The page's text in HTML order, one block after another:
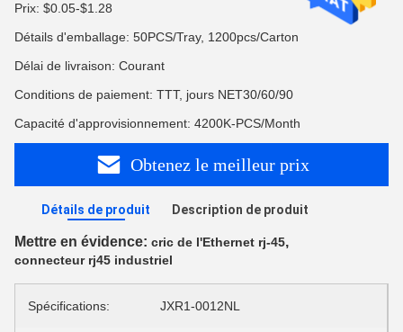
Prix: $0.05-$1.28
Détails d'emballage: 50PCS/Tray, 1200pcs/Carton
Délai de livraison: Courant
Conditions de paiement: TTT, jours NET30/60/90
Capacité d'approvisionnement: 4200K-PCS/Month
Obtenez le meilleur prix
Détails de produit Description de produit
Mettre en évidence: cric de l'Ethernet rj-45,
connecteur rj45 industriel
Spécifications: JXR1-0012NL